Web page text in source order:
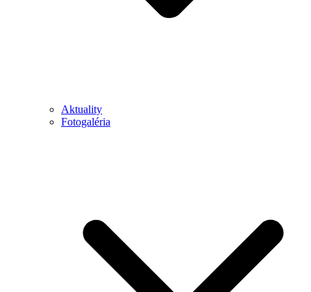
Aktuality
Fotogaléria